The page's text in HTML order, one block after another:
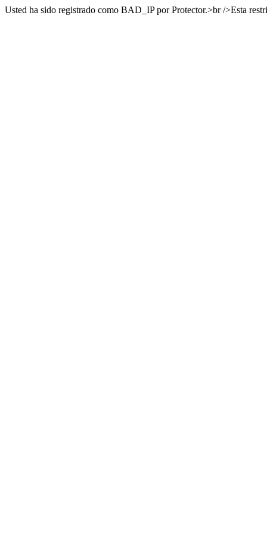
Usted ha sido registrado como BAD_IP por Protector.>br />Esta